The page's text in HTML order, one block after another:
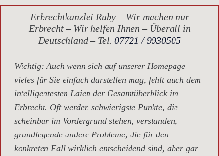
Erbrechtkanzlei Ruby – Wir machen nur
Erbrecht – Wir helfen Ihnen – Überall in
Deutschland – Tel. 07721 / 9930505
Wichtig: Auch wenn sich auf unserer Homepage
vieles für Sie einfach darstellen mag, fehlt auch dem
intelligentesten Laien der Gesamtüberblick im
Erbrecht. Oft werden schwierigste Punkte, die
scheinbar im Vordergrund stehen, verstanden,
grundlegende andere Probleme, die für den
konkreten Fall wirklich entscheidend sind, aber gar